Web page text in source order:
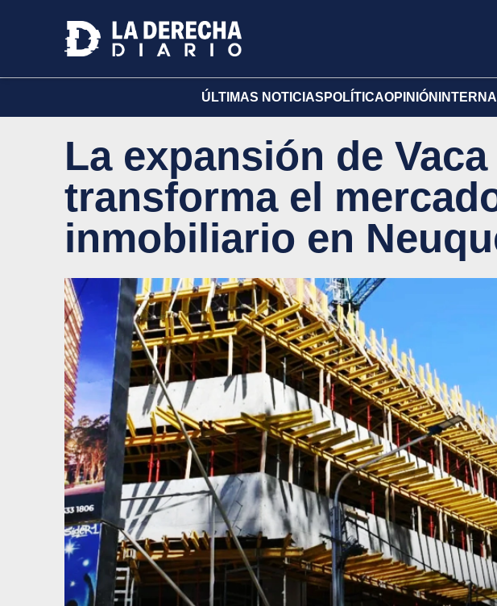
ÚLTIMAS NOTICIAS POLÍTICAOPINIÓN
La expansión de
transforma el
inmobiliario en